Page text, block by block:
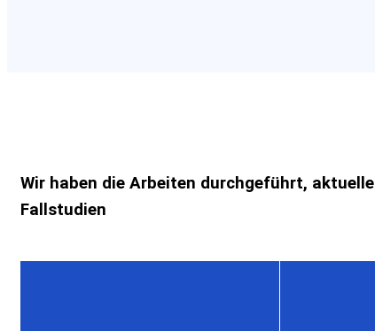
Wir haben die Arbeiten durchgeführt, aktuelle
Fallstudien